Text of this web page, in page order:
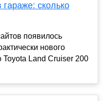
сколько
появилось
нового
Toyota Land Cruiser 200